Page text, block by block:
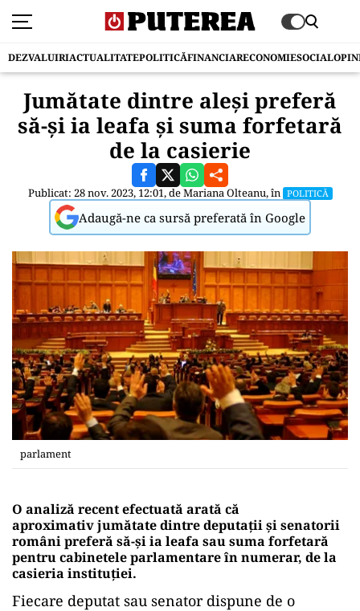
DEZVALUIRIACTUALITATEPOLITICĂFINANCIARECONOMIESOCIAL
Jumătate dintre aleși preferă
să-și ia leafa și suma forfetară
de la casierie
Publicat: 28 nov. 2023, 12:01, deMariana Olteanu, în POLITICĂ
Adaugă-ne ca sursă preferată în Google
parlament
O analiză recent efectuată arată că
aproximativ jumătate dintre deputații și senatorii
români preferă să-și ia leafa sau suma forfetară
pentru cabinetele parlamentare în numerar, de la
casieria instituției.
Fiecare deputat sau senator dispune de o